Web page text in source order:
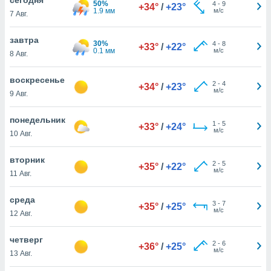
действия
на веб-
основе.
нашей
cookie
в
ВЫ
7 Авг.
50%
1.9 мм
+34° / +23° 4- 9
м/с
завтра
8 Авг.
30%
0.1 мм
+33° / +22° 4- 8
м/с
воскресенье
9 Авг.
+34° / +23° 2- 4
м/с
понедельник
10 Авг.
+33° / +24° 1 - 5
м/с
вторник
11 Авг.
+35° / +22° 2- 5
м/с
среда
12 Авг.
+35° / +25° 3- 7
м/с
четверг
13 Авг.
+36° / +25° 2- 6
м/с